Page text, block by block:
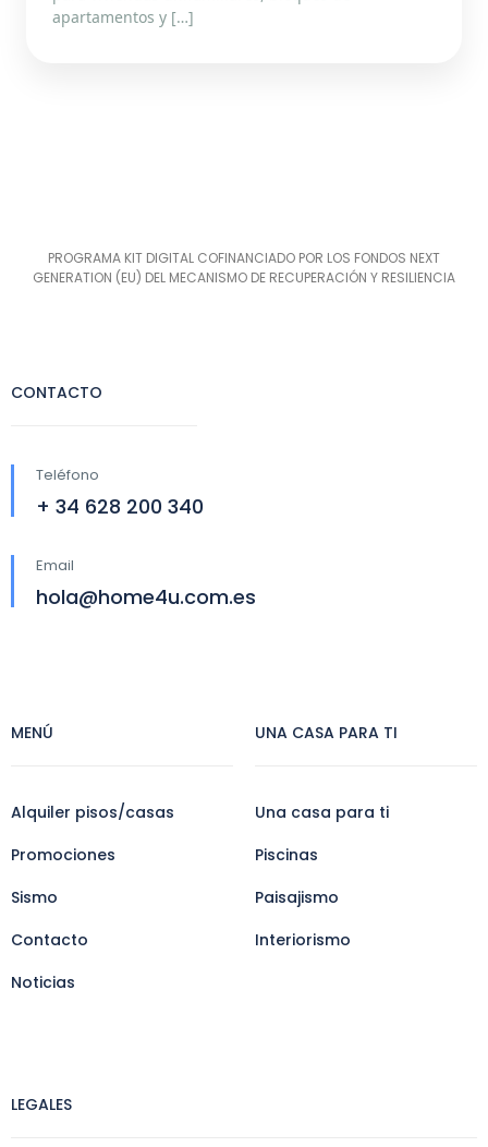
apartamentos y […]
PROGRAMA KIT DIGITAL COFINANCIADO POR LOS FONDOS NEXT
GENERATION (EU) DEL MECANISMO DE RECUPERACIÓN Y RESILIENCIA
CONTACTO
Teléfono
+ 34 628 200 340
Email
hola@home4u.com.es
MENÚ
Alquiler pisos/casas
Promociones
Sismo
Contacto
Noticias
UNA CASA PARA TI
Una casa para ti
Piscinas
Paisajismo
Interiorismo
LEGALES